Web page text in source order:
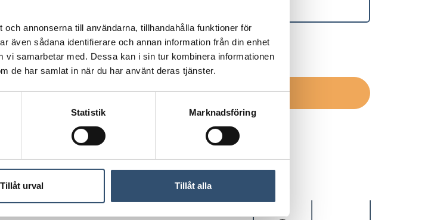
annonserna till användarna, tillhandahålla funktioner för
även sådana identifierare och annan information från din enhet
samarbetar med. Dessa kan i sin tur kombinera informationen
de har samlat in när du har använt deras tjänster.
Statistik Marknadsföring
Tillåt urval Tillåt alla
Läs mer om vårsekretesspolicy